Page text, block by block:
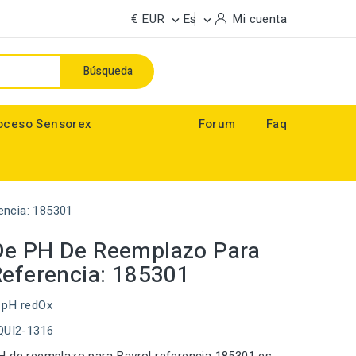
€ EUR  Es  Mi cuenta
Búsqueda
Sensorex Forum Faq
185301
PH De Reemplazo Para
185301
redOx
1316